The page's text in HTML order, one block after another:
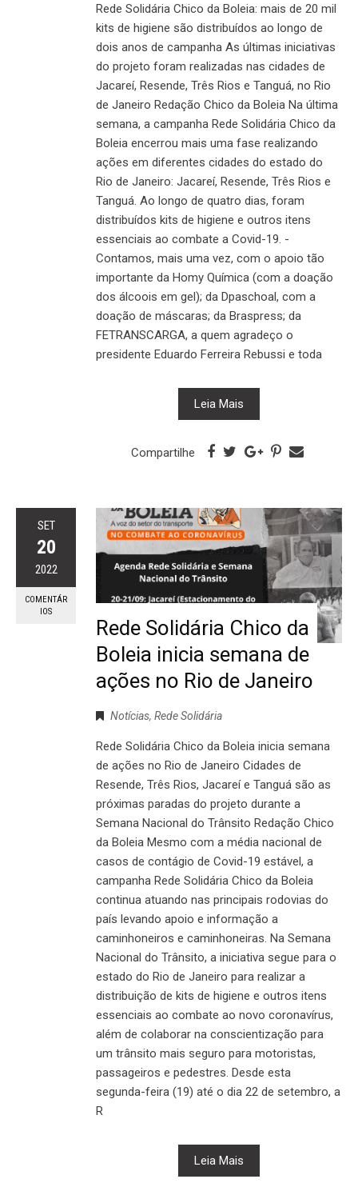
Rede Solidária Chico da Boleia: mais de 20 mil
kits de higiene são distribuídos ao longo de
dois anos de campanha As últimas iniciativas
do projeto foram realizadas nas cidades de
Jacareí, Resende, Três Rios e Tanguá, no Rio
de Janeiro Redação Chico da Boleia Na última
semana, a campanha Rede Solidária Chico da
Boleia encerrou mais uma fase realizando
ações em diferentes cidades do estado do
Rio de Janeiro: Jacareí, Resende, Três Rios e
Tanguá. Ao longo de quatro dias, foram
distribuídos kits de higiene e outros itens
essenciais ao combate a Covid-19. -
Contamos, mais uma vez, com o apoio tão
importante da Homy Química (com a doação
dos álcoois em gel); da Dpaschoal, com a
doação de máscaras; da Braspress; da
FETRANSCARGA, a quem agradeço o
presidente Eduardo Ferreira Rebussi e toda
Leia Mais
Compartilhe
SET
20
2022
COMENTÁR
IOS
Rede Solidária Chico da
Boleia inicia semana de
ações no Rio de Janeiro
Notícias, Rede Solidária
Rede Solidária Chico da Boleia inicia semana
de ações no Rio de Janeiro Cidades de
Resende, Três Rios, Jacareí e Tanguá são as
próximas paradas do projeto durante a
Semana Nacional do Trânsito Redação Chico
da Boleia Mesmo com a média nacional de
casos de contágio de Covid-19 estável, a
campanha Rede Solidária Chico da Boleia
continua atuando nas principais rodovias do
país levando apoio e informação a
caminhoneiros e caminhoneiras. Na Semana
Nacional do Trânsito, a iniciativa segue para o
estado do Rio de Janeiro para realizar a
distribuição de kits de higiene e outros itens
essenciais ao combate ao novo coronavírus,
além de colaborar na conscientização para
um trânsito mais seguro para motoristas,
passageiros e pedestres. Desde esta
segunda-feira (19) até o dia 22 de setembro, a
R
Leia Mais